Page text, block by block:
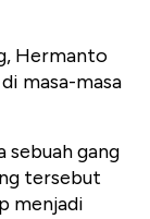
Hermanto
masa-masa
sebuah gang
tersebut
menjadi